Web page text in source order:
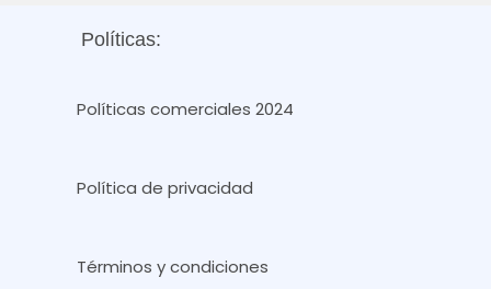
Políticas:
Políticas comerciales 2024
Política de privacidad
Términos y condiciones